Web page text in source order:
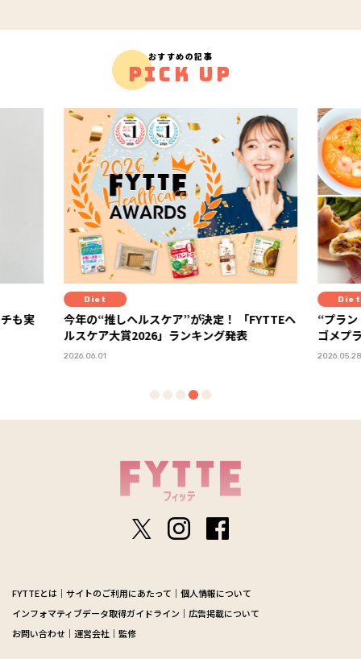
おすすめの記事
PICK UP
ルスケア”が決定！ 「FYTTEヘ
」ランキング発表
“プラントベースって実際どう？
ゴメプラントベース部レポート
FYTTEとは サイトのご利用にあたって
個人情報について
インフォマティブデータ取得ガイドライン
広告掲載について
お問い合わせ
運営会社 監修